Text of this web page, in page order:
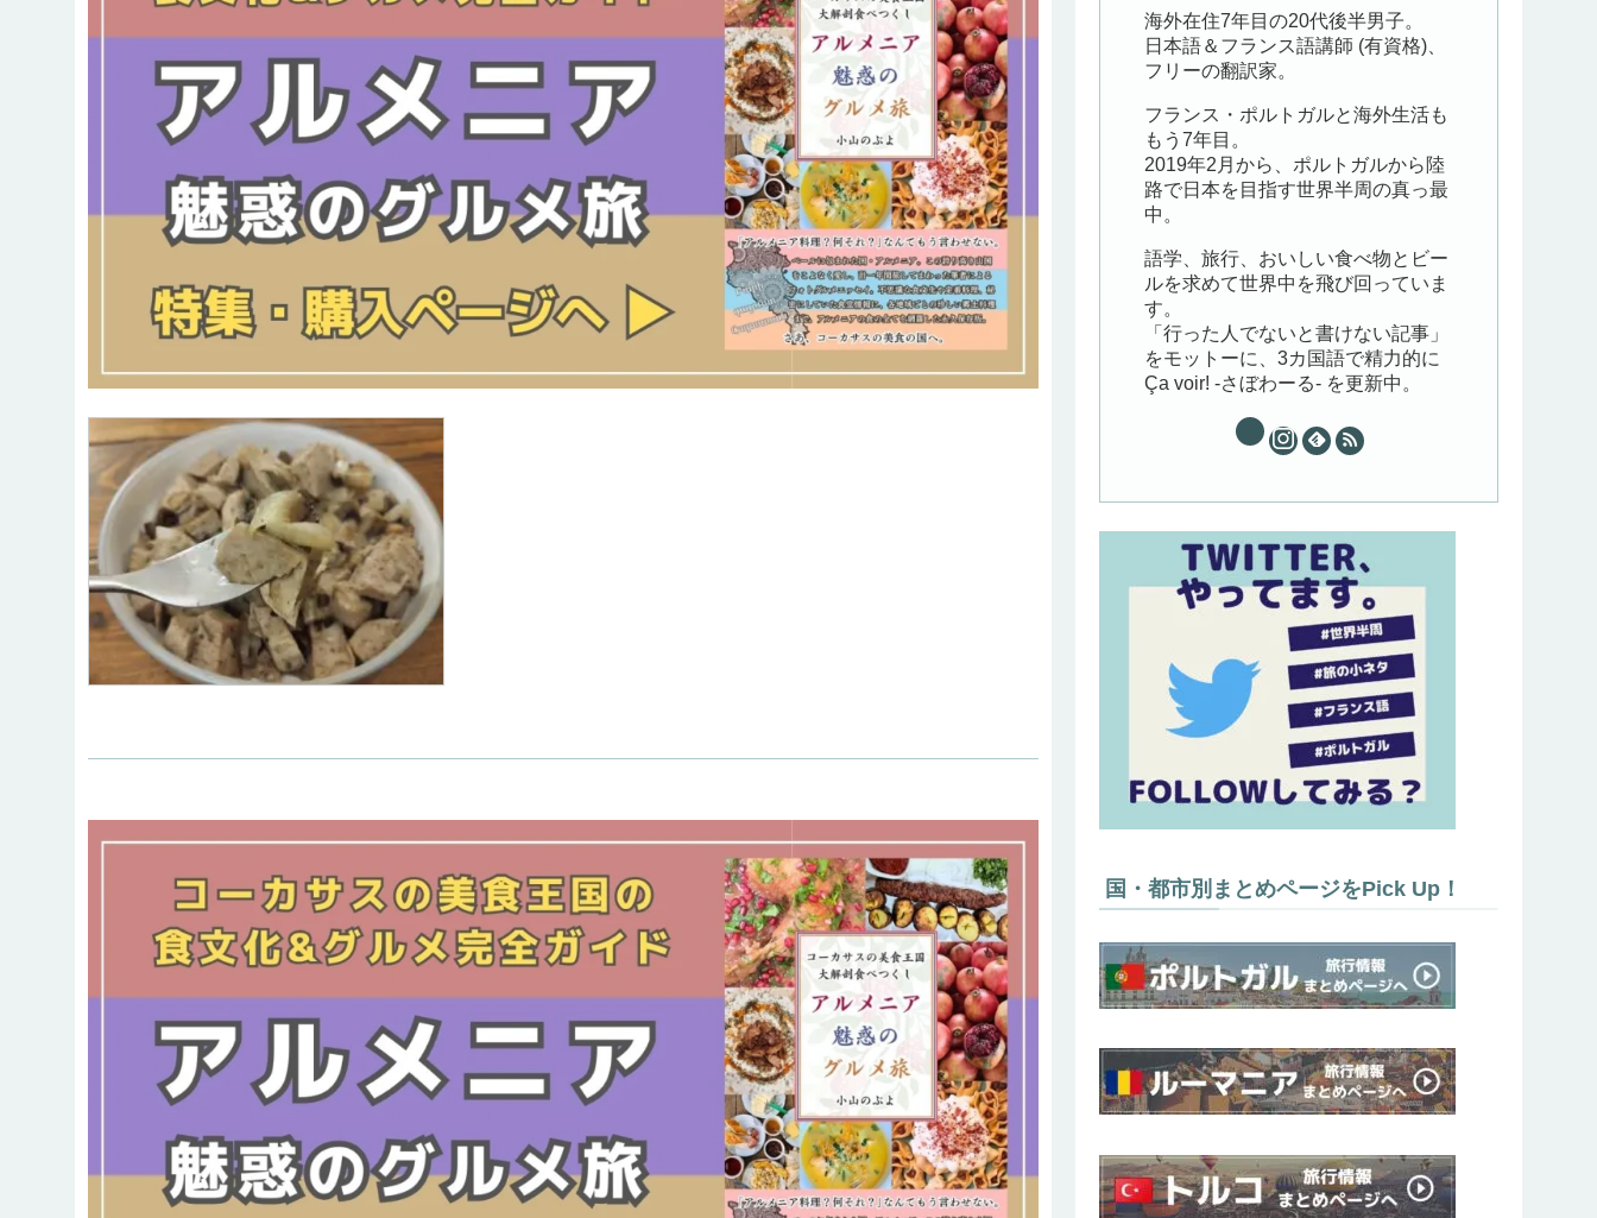
海外在住7年目の20代後半男子。
日本語＆フランス語講師 (有資格)、
フリーの翻訳家。
フランス・ポルトガルと海外生活も
もう7年目。
2019年2月から、ポルトガルから陸
路で日本を目指す世界半周の真っ最
中。
語学、旅行、おいしい食べ物とビー
ルを求めて世界中を飛び回っていま
す。
「行った人でないと書けない記事」
をモットーに、3カ国語で精力的に
Ça voir! -さぼわーる- を更新中。
国・都市別まとめページをPick Up！